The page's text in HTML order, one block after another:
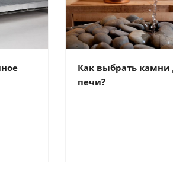
Как выбрать камни
печи?